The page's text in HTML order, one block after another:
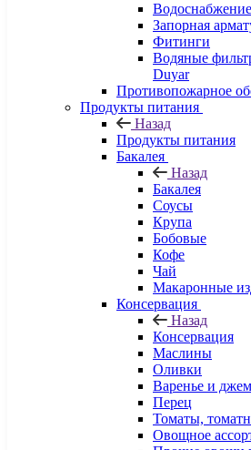
Водоснабжение
Запорная
Фитинги
Водяные
Duyar
Противопожарное
Продукты питания
Назад
Продукты питания
Бакалея
Назад
Бакалея
Соусы
Крупа
Бобовые
Кофе
Чай
Макаронные
Консервация
Назад
Консервация
Маслины
Оливки
Варенье и
Перец
Томаты,
Овощное